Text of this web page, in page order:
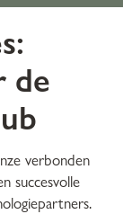
de
verbonden
succesvolle